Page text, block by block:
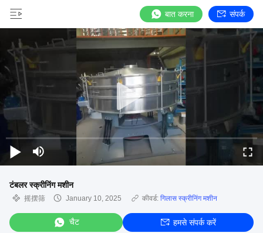
बात करना संपर्क
टंबलर स्क्रीनिंग मशीन
摇摆筛 January 10, 2025 कीवर्ड: गिलास स्क्रीनिंग मशीन
चैट हमसे संपर्क करें